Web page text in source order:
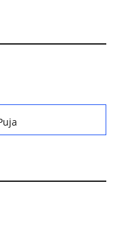
and Womanhood
चीजों के कारण लोग अशांत
हैं, हमेशा उनका सम्मान